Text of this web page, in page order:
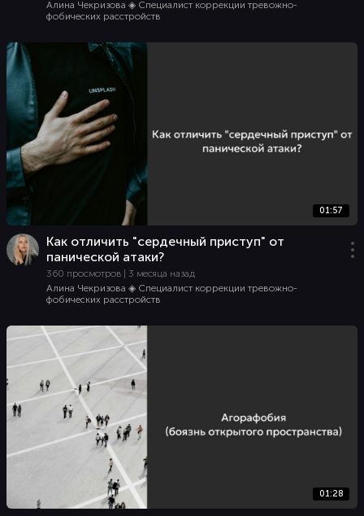
Алина Чекризова ◈ Специалист коррекции тревожно-
фобических расстройств
01:57
Как отличить "сердечный приступ" от
панической атаки?
360 просмотров | 3 месяца назад
Алина Чекризова ◈ Специалист коррекции тревожно-
фобических расстройств
01:28